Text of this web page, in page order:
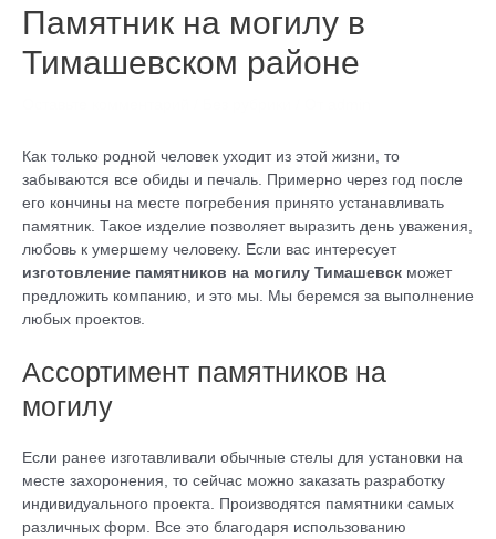
Памятник на могилу в
Тимашевском районе
Как только родной человек уходит из этой жизни, то
забываются все обиды и печаль. Примерно через год после
его кончины на месте погребения принято устанавливать
памятник. Такое изделие позволяет выразить день уважения,
любовь к умершему человеку. Если вас интересует
изготовление памятников на могилу Тимашевск может
предложить компанию, и это мы. Мы беремся за выполнение
любых проектов.
Ассортимент памятников на
могилу
Если ранее изготавливали обычные стелы для установки на
месте захоронения, то сейчас можно заказать разработку
индивидуального проекта. Производятся памятники самых
различных форм. Все это благодаря использованию